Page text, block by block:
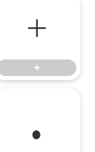
+
+
.